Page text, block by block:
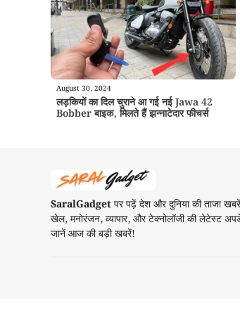
August 30, 2024
लड़कियों का दिल चुराने आ गई नई Jawa 42
Bobber बाइक, मिलते हैं झन्नाटेदार फीचर्स
SaralGadgetपर पढ़ें देश और दुनिया की ताजा
खेल, मनोरंजन, व्यापार, और टेक्नोलॉजी की लेटेस्ट
जानें आज की बड़ी खबरें!